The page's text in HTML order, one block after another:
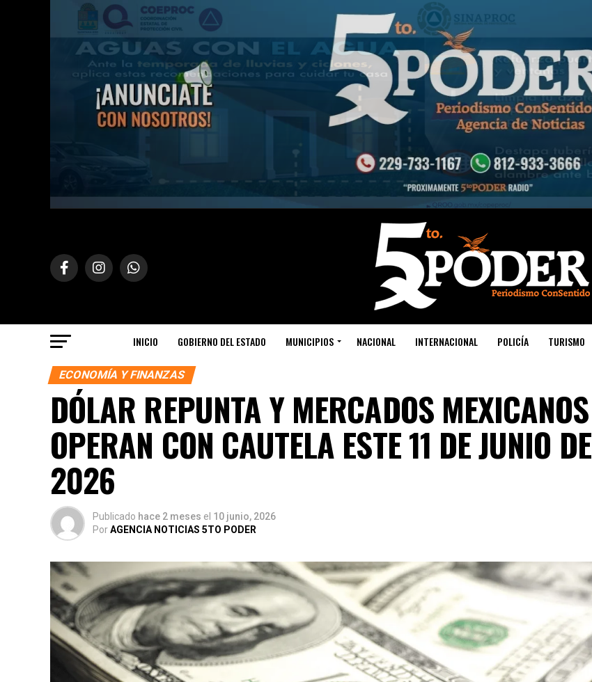
INICIO GOBIERNO DEL ESTADO MUNICIPIOS NACIONAL INTERNACIONAL POLICÍA TURISMO
ECONOMÍA Y FINANZAS
DÓLAR REPUNTA Y MERCADOS MEXICANOS
OPERAN CON CAUTELA ESTE 11 DE JUNIO DE
2026
Publicado hace 2 meses el 10 junio, 2026
PorAGENCIA NOTICIAS 5TO PODER